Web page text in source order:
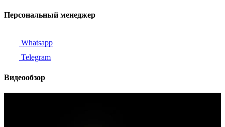
Персональный менеджер
Whatsapp
Telegram
Видеообзор